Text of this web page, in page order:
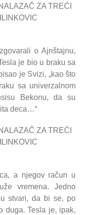
ZA TREĆI
o Ajnštajnu,
je bio u braku sa
je Svizi, „kao što
sa univerzalnom
Bekonu, da su
deca…“
ZA TREĆI
a njegov račun u
vremena. Jedno
stvari, da bi se, po
duga. Tesla je, ipak,